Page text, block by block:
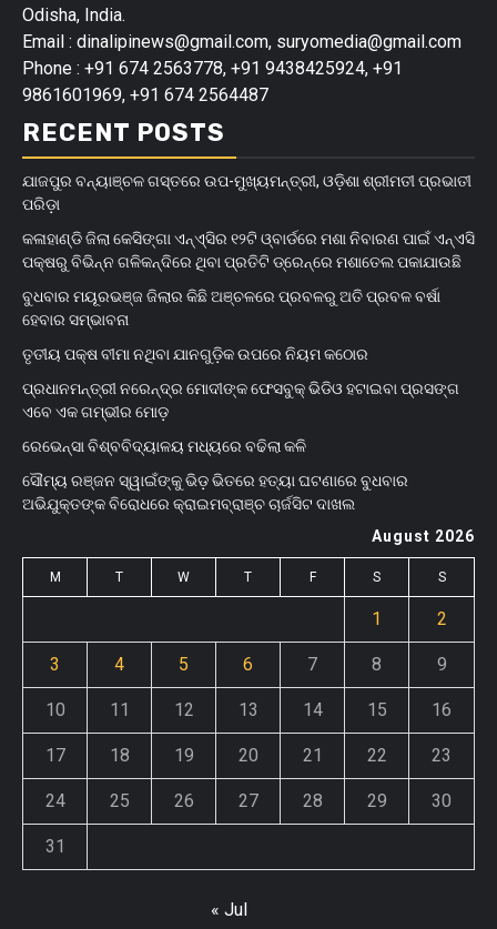
Odisha, India.
Email : dinalipinews@gmail.com, suryomedia@gmail.com
Phone : +91 674 2563778, +91 9438425924, +91
9861601969, +91 674 2564487
RECENT POSTS
ଯାଜପୁର ବନ୍ୟାଞ୍ଚଳ ଗସ୍ତରେ ଉପ-ମୁଖ୍ୟମନ୍ତ୍ରୀ, ଓଡ଼ିଶା ଶ୍ରୀମତୀ ପ୍ରଭାତୀ
ପରିଡ଼ା
କଳାହାଣ୍ଡି ଜିଲା କେସିଙ୍ଗା ଏନ୍‌ଏ୍‌ସିର ୧୨ଟି ଓ୍ବାର୍ଡରେ ମଶା ନିବାରଣ ପାଇଁ ଏନ୍‌ଏସି
ପକ୍ଷରୁ ବିଭିନ୍ନ ଗଳିକନ୍ଦିରେ ଥିବା ପ୍ରତିଟି ଡ୍ରେନ୍‌ରେ ମଶାତେଲ ପକାଯାଉଛି
ବୁଧବାର ମୟୂରଭଞ୍ଜ ଜିଲାର କିଛି ଅଞ୍ଚଳରେ ପ୍ରବଳରୁ ଅତି ପ୍ରବଳ ବର୍ଷା
ହେବାର ସମ୍ଭାବନା
ତୃତୀୟ ପକ୍ଷ ବୀମା ନଥିବା ଯାନଗୁଡ଼ିକ ଉପରେ ନିୟମ କଠୋର
ପ୍ରଧାନମନ୍ତ୍ରୀ ନରେନ୍ଦ୍ର ମୋଦୀଙ୍କ ଫେସବୁକ୍ ଭିଡିଓ ହଟାଇବା ପ୍ରସଙ୍ଗ
ଏବେ ଏକ ଗମ୍ଭୀର ମୋଡ଼
ରେଭେନ୍ସା ବିଶ୍ବବିଦ୍ୟାଳୟ ମଧ୍ୟରେ ବଢିଲା କଳି
ସୌମ୍ୟ ରଞ୍ଜନ ସ୍ୱାଇଁଙ୍କୁ ଭିଡ଼ ଭିତରେ ହତ୍ୟା ଘଟଣାରେ ବୁଧବାର
ଅଭିଯୁକ୍ତଙ୍କ ବିରୋଧରେ କ୍ରାଇମବ୍ରାଞ୍ଚ ଚାର୍ଜସିଟ ଦାଖଲ
August 2026
M T W T F S S
1 2
3 4 5 6 7 8 9
10 11 12 13 14 15 16
17 18 19 20 21 22 23
24 25 26 27 28 29 30
31
« Jul